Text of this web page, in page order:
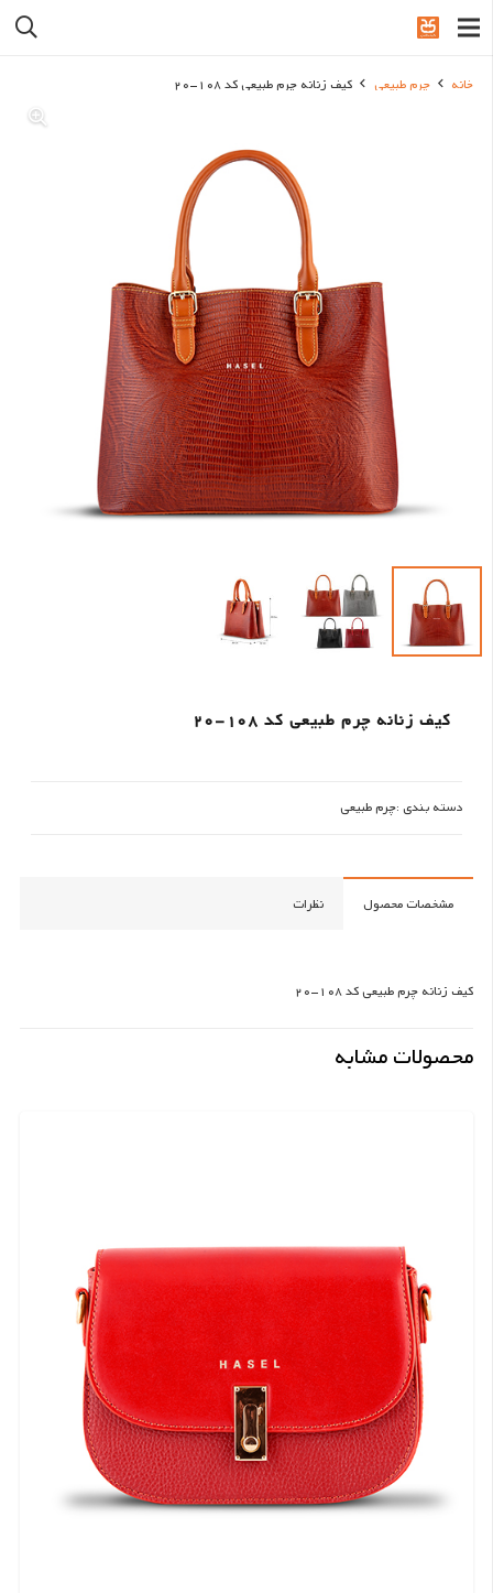
خانه چرم طبیعی کیف زنانه چرم طبیعی کد 108-20
کیف زنانه چرم طبیعی کد 108-20
دسته بندی :چرم طبیعی
مشخصات محصول نظرات
کیف زنانه چرم طبیعی کد 108-20
محصولات مشابه